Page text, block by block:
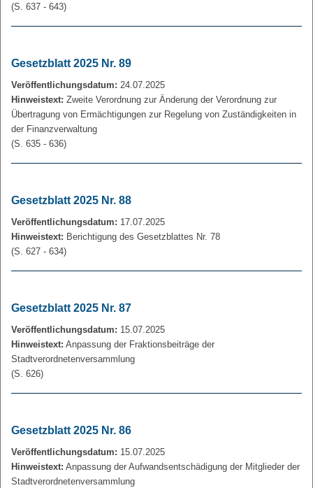
(S. 637 - 643)
Gesetzblatt 2025 Nr. 89
Veröffentlichungsdatum: 24.07.2025
Hinweistext: Zweite Verordnung zur Änderung der Verordnung zur
Übertragung von Ermächtigungen zur Regelung von Zuständigkeiten in
der Finanzverwaltung
(S. 635 - 636)
Gesetzblatt 2025 Nr. 88
Veröffentlichungsdatum: 17.07.2025
Hinweistext: Berichtigung des Gesetzblattes Nr. 78
(S. 627 - 634)
Gesetzblatt 2025 Nr. 87
Veröffentlichungsdatum: 15.07.2025
Hinweistext: Anpassung der Fraktionsbeiträge der
Stadtverordnetenversammlung
(S. 626)
Gesetzblatt 2025 Nr. 86
Veröffentlichungsdatum: 15.07.2025
Hinweistext: Anpassung der Aufwandsentschädigung der Mitglieder der
Stadtverordnetenversammlung